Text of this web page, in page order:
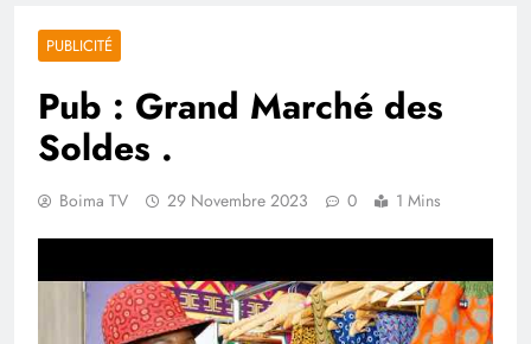
PUBLICITÉ
Pub : Grand Marché des
Soldes .
Boima TV 29 Novembre 2023 0 1 Mins